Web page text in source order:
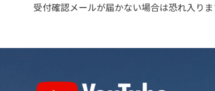
受付確認メールが届かない場合は恐れ入り